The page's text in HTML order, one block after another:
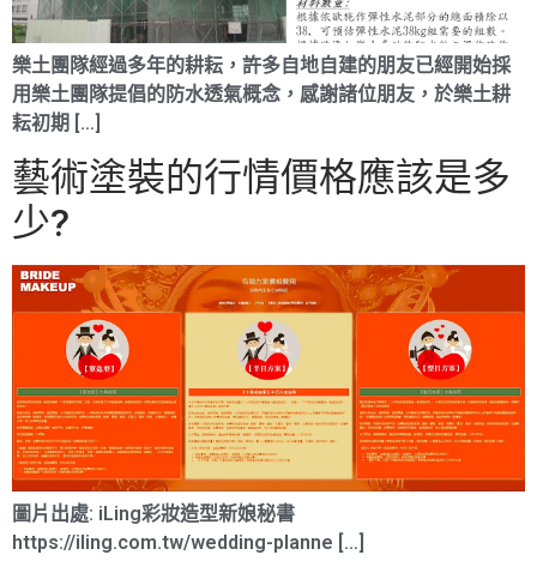
樂土團隊經過多年的耕耘，許多自地自建的朋友已經開始採
用樂土團隊提倡的防水透氣概念，感謝諸位朋友，於樂土耕
耘初期 […]
藝術塗裝的行情價格應該是多
少?
圖片出處: iLing彩妝造型新娘秘書
https://iling.com.tw/wedding-planne […]